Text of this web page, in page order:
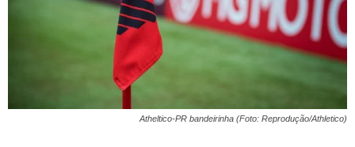
Atheltico-PR bandeirinha (Foto: Reprodução/Athletico)